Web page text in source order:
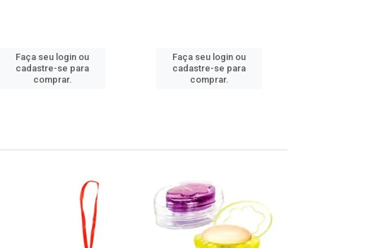
Faça seu login ou
cadastre-se para
comprar.
Faça seu login ou
cadastre-se para
comprar.